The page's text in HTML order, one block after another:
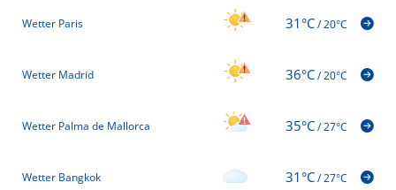
Wetter Paris 31°C/20°C
Wetter Madrid 36°C/20°C
Wetter Palma de Mallorca 35°C/27°C
Wetter Bangkok 31°C/27°C